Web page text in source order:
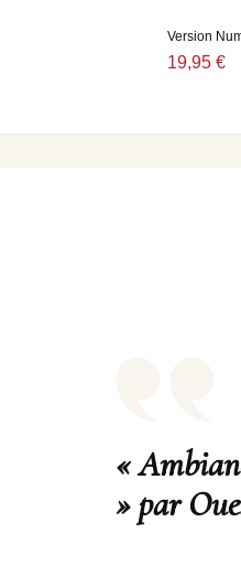
Version
19,95 €
«
» par